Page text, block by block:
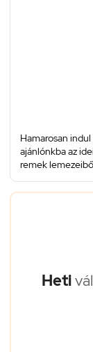
Hamarosan
ajánlónkba az
remek
Heti